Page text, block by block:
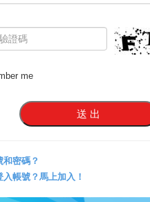
me
和密碼？
入帳號？馬上加入！